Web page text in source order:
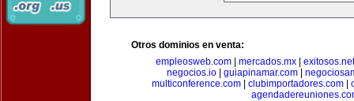
Otros dominios en venta:
empleosweb.com| mercados.mx| exitosos.net
negocios.io
guiapinamar.com
multiconference.com
clubimportadores.com